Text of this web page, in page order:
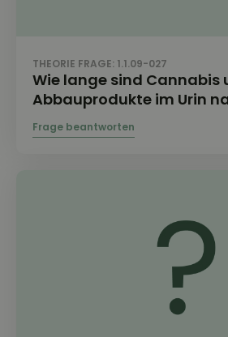
THEORIE FRAGE: 1.1.09-027
Wie lange sind Cannabis
Abbauprodukte im Urin